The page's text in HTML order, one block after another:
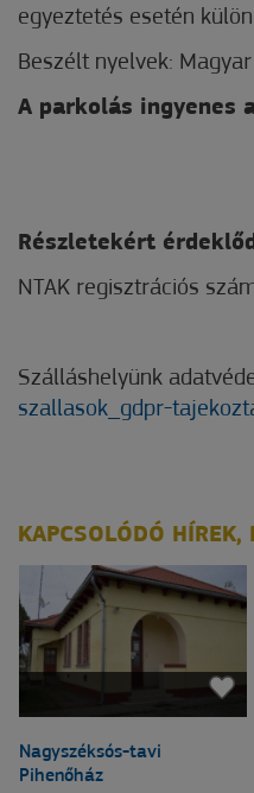
egyeztetés esetén
Beszélt nyelvek: Magyar
A parkolás ingyenes
Részletekért
NTAK regisztrációs
Szálláshelyünk
szallasok_gdpr-
KAPCSOLÓDÓ HÍREK,
Nagyszéksós-tavi
Pihenőház